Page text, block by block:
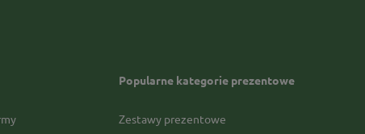
Popularne kategorie prezentowe
Zestawy prezentowe